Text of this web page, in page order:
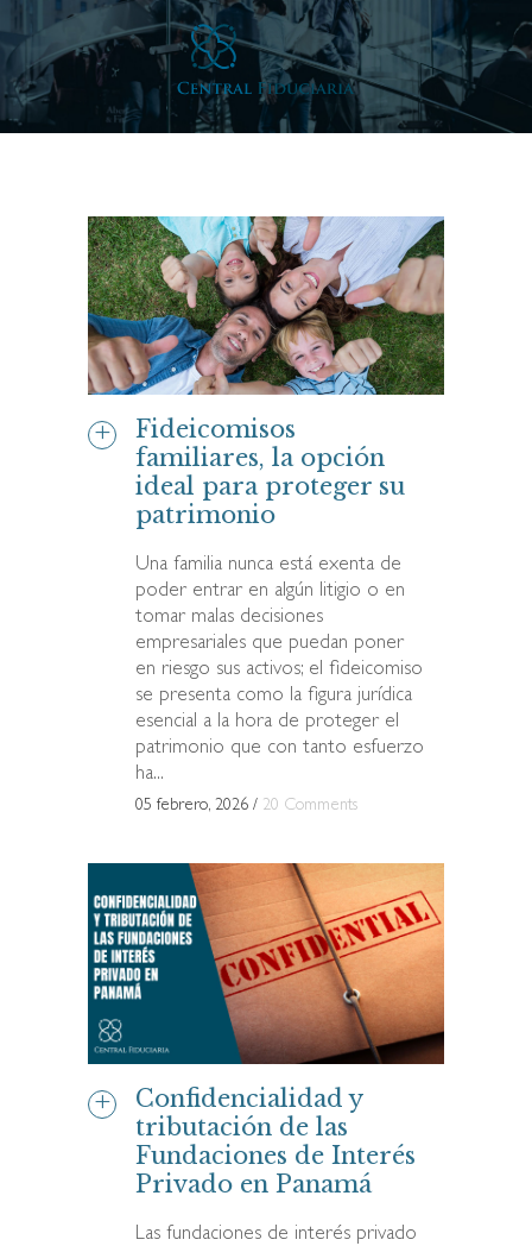
Fideicomisos
familiares, la opción
ideal para proteger su
patrimonio
Una familia nunca está exenta de
poder entrar en algún litigio o en
tomar malas decisiones
empresariales que puedan poner
en riesgo sus activos; el fideicomiso
se presenta como la figura jurídica
esencial a la hora de proteger el
patrimonio que con tanto esfuerzo
ha...
05 febrero, 2026 / 20 Comments
Confidencialidad y
tributación de las
Fundaciones de Interés
Privado en Panamá
Las fundaciones de interés privado